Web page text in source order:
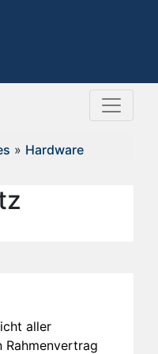
» Hardware
aller
Rahmenvertrag